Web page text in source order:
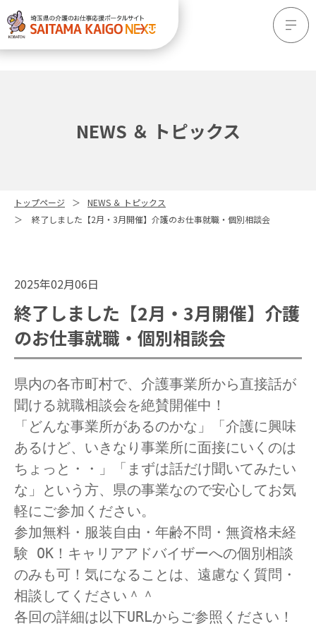
NEWS ＆ トピックス
トップページ
NEWS ＆ トピックス
終了しました【2月・3月開催】介護のお仕事就職・個別相談会
2025年02月06日
終了しました【2月・3月開催】介護
のお仕事就職・個別相談会
県内の各市町村で、介護事業所から直接話が
聞ける就職相談会を絶賛開催中！
「どんな事業所があるのかな」「介護に興味
あるけど、いきなり事業所に面接にいくのは
ちょっと・・」「まずは話だけ聞いてみたい
な」という方、県の事業なので安心してお気
軽にご参加ください。
参加無料・服装自由・年齢不問・無資格未経
験 OK！キャリアアドバイザーへの個別相談
のみも可！気になることは、遠慮なく質問・
相談してください＾＾
各回の詳細は以下URLからご参照ください！